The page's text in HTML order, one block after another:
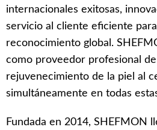
internacionales exitosas,
servicio al cliente eficiente
reconocimiento global.
como proveedor profesional de
rejuvenecimiento de la piel al
simultáneamente en todas
Fundada en 2014, SHEFMON